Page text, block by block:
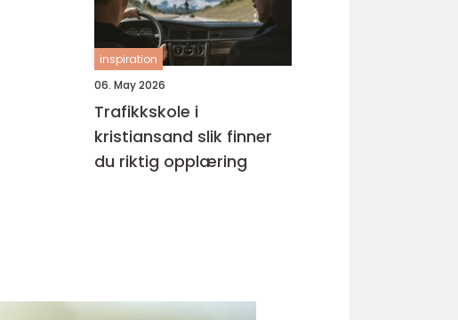
inspiration
06. May 2026
Trafikkskole i
kristiansand slik finner
du riktig opplæring